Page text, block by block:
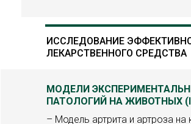
МОДЕЛИ
ПАТОЛОГИЙ НА ЖИВОТНЫХ
ИССЛЕДОВАНИЕ
ЛЕКАРСТВЕННОГО СРЕДСТВА
– Модель артрита и артроза на